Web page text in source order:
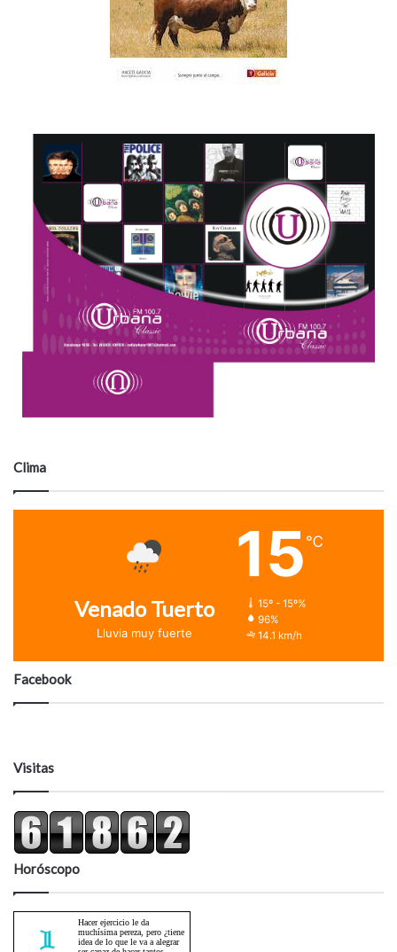
Clima
Venado Tuerto
Lluvia muy fuerte
15 ℃
15º - 15º%
96%
14.1 km/h
Facebook
Visitas
Horóscopo